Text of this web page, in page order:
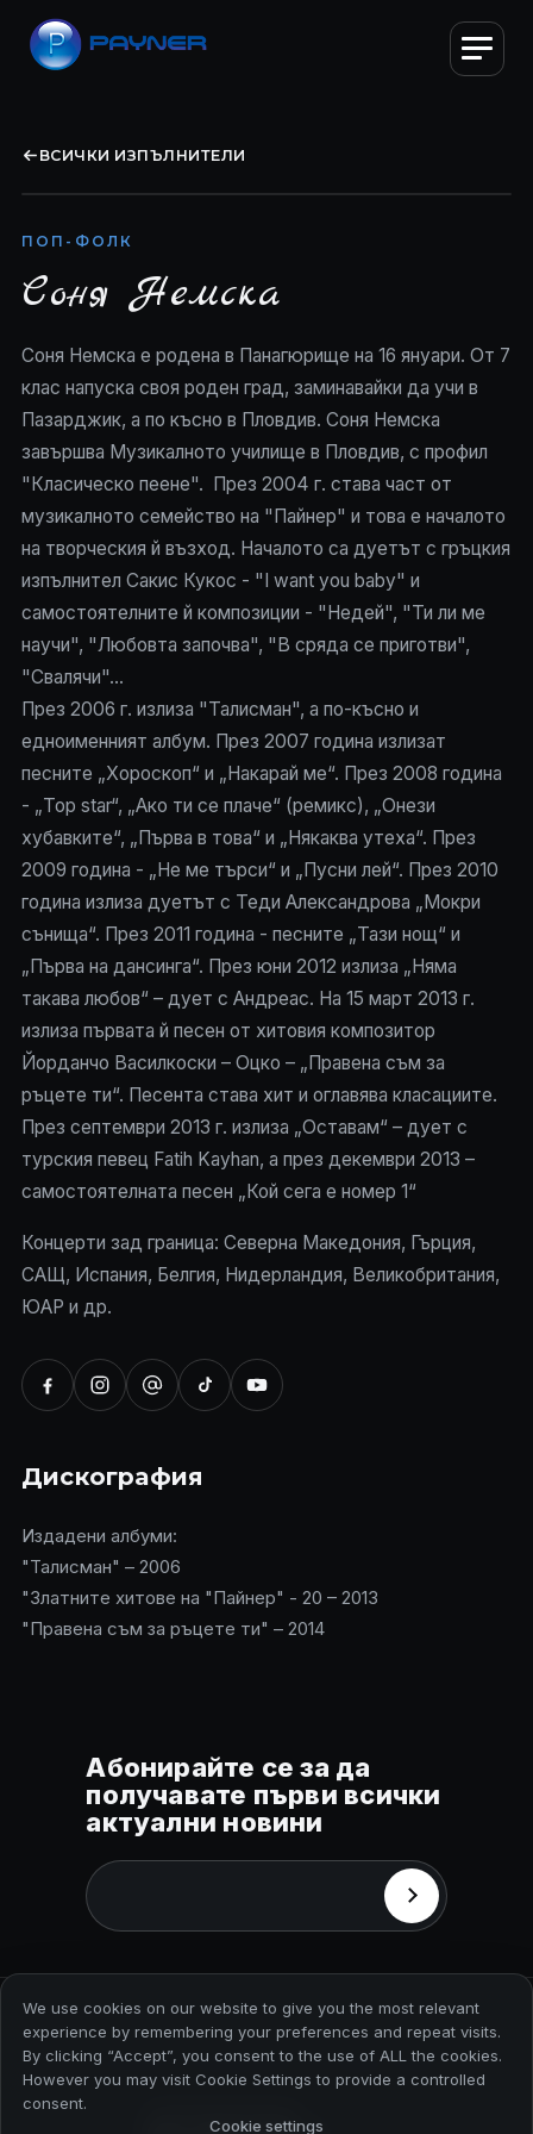
ВСИЧКИ ИЗПЪЛНИТЕЛИ
ПОП-ФОЛК
Соня Немска
Соня Немска е родена в Панагюрище на 16 януари. От 7
клас напуска своя роден град, заминавайки да учи в
Пазарджик, а по късно в Пловдив. Соня Немска
завършва Музикалното училище в Пловдив, с профил
"Класическо пеене". През 2004 г. става част от
музикалното семейство на "Пайнер" и това е началото
на творческия й възход. Началото са дуетът с гръцкия
изпълнител Сакис Кукос - "I want you baby" и
самостоятелните й композиции - "Недей", "Ти ли ме
научи", "Любовта започва", "В сряда се приготви",
"Свалячи"...
През 2006 г. излиза "Талисман", а по-късно и
едноименният албум. През 2007 година излизат
песните „Хороскоп“ и „Накарай ме“. През 2008 година
- „Top star“, „Ако ти се плаче“ (ремикс), „Онези
хубавките“, „Първа в това“ и „Някаква утеха“. През
2009 година - „Не ме търси“ и „Пусни лей“. През 2010
година излиза дуетът с Теди Александрова „Мокри
сънища“. През 2011 година - песните „Тази нощ“ и
„Първа на дансинга“. През юни 2012 излиза „Няма
такава любов“ – дует с Андреас. На 15 март 2013 г.
излиза първата й песен от хитовия композитор
Йорданчо Василкоски – Оцко – „Правена съм за
ръцете ти“. Песента става хит и оглавява класациите.
През септември 2013 г. излиза „Оставам“ – дует с
турския певец Fatih Kayhan, а през декември 2013 –
самостоятелната песен „Кой сега е номер 1“
Концерти зад граница: Северна Македония, Гърция,
САЩ, Испания, Белгия, Нидерландия, Великобритания,
ЮАР и др.
Дискография
Издадени албуми:
"Талисман" – 2006
"Златните хитове на "Пайнер" - 20 – 2013
"Правена съм за ръцете ти" – 2014
Абонирайте се за да
получавате първи всички
актуални новини
© 2026 Payner Media
Политика за поверителност Общи условия
We use cookies on our website to give you the most relevant
experience by remembering your preferences and repeat visits.
By clicking “Accept”, you consent to the use of ALL the cookies.
However you may visit Cookie Settings to provide a controlled
consent.
Cookie settings